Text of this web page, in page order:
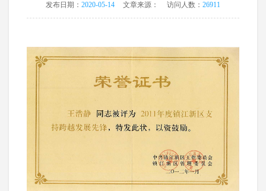
发布日期： 2020-05-14 文章来源： 访问人数： 26911